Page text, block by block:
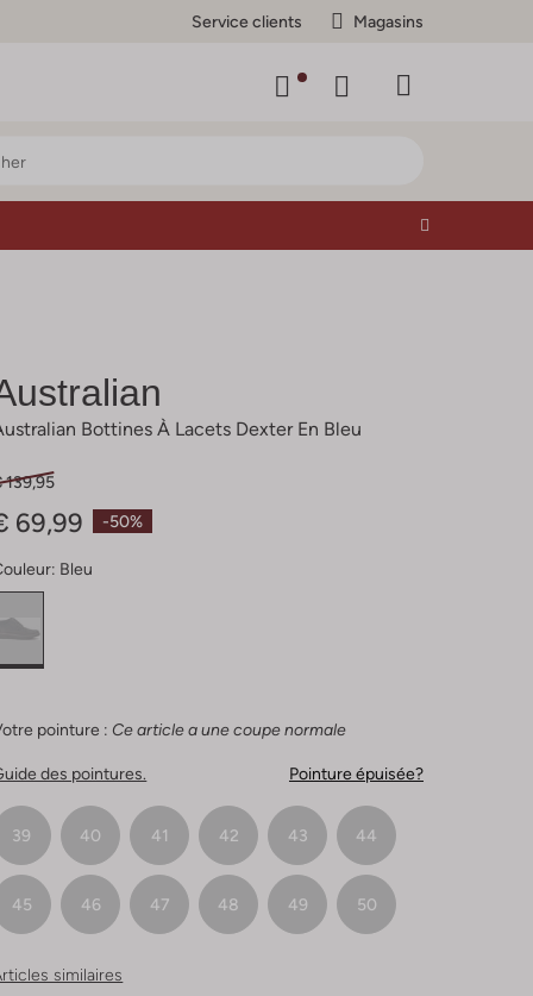
Service clients Magasins
Bottines À Lacets Dexter En Bleu
-50%
139,95
69,99
Bleu
pointure : Ce article a une coupe normale
des pointures. Pointure épuisée?
39 40 41 42 43 44
45 46 47 48 49 50
similaires